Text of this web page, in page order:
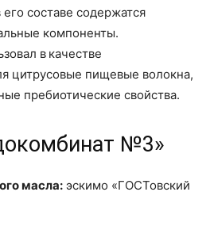
составе содержатся
компоненты.
в качестве
цитрусовые пищевые волокна,
пребиотические свойства.
№3»
масла: эскимо «ГОСТовский